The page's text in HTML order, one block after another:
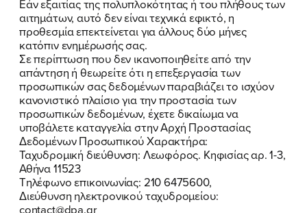
Eάν εξαιτίας της πολυπλοκότητας ή του πλήθους των
αιτημάτων, αυτό δεν είναι τεχνικά εφικτό, η
προθεσμία επεκτείνεται για άλλους δύο μήνες
κατόπιν ενημέρωσής σας.
Σε περίπτωση που δεν ικανοποιηθείτε από την
απάντηση ή θεωρείτε ότι η επεξεργασία των
προσωπικών σας δεδομένων παραβιάζει το ισχύον
κανονιστικό πλαίσιο για την προστασία των
προσωπικών δεδομένων, έχετε δικαίωμα να
υποβάλετε καταγγελία στην Αρχή Προστασίας
Δεδομένων Προσωπικού Χαρακτήρα:
Ταχυδρομική διεύθυνση: Λεωφόρος. Κηφισίας αρ. 1-3,
Αθήνα 11523
Τηλέφωνο επικοινωνίας: 210 6475600,
Διεύθυνση ηλεκτρονικού ταχυδρομείου:
contact@dpa.gr